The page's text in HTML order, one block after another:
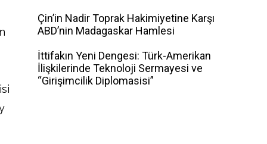
Çin’in Nadir Toprak Hakimiyetine Karşı
ABD’nin Madagaskar Hamlesi
İttifakın Yeni Dengesi: Türk-Amerikan
İlişkilerinde Teknoloji Sermayesi ve
“Girişimcilik Diplomasisi”